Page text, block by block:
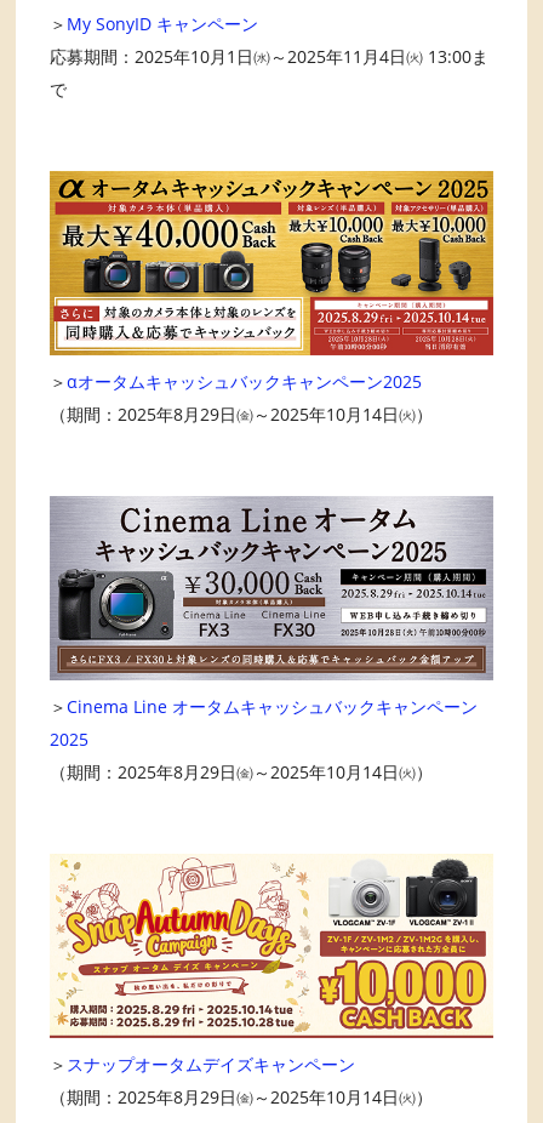
＞ My SonyID キャンペーン
応募期間：2025年10月1日㈬～2025年11月4日㈫ 13:00ま
で
＞αオータムキャッシュバックキャンペーン2025
（期間：2025年8月29日㈮～2025年10月14日㈫）
＞Cinema Line オータムキャッシュバックキャンペーン
2025
（期間：2025年8月29日㈮～2025年10月14日㈫）
＞ スナップオータムデイズキャンペーン
（期間：2025年8月29日㈮～2025年10月14日㈫）